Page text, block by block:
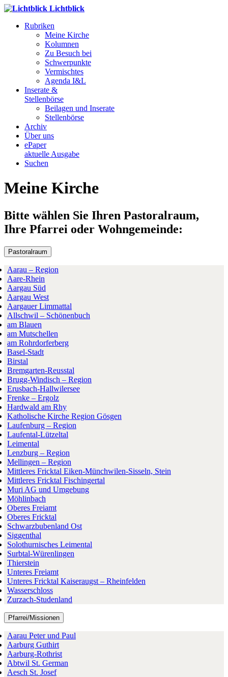
Lichtblick
Rubriken
Meine Kirche
Kolumnen
Zu Besuch bei
Schwerpunkte
Vermischtes
Agenda I&L
Inserate &
Stellenbörse
Beilagen und Inserate
Stellenbörse
Archiv
Über uns
ePaper
aktuelle Ausgabe
Suchen
Meine Kirche
Bitte wählen Sie Ihren Pastoralraum,
Ihre Pfarrei oder Wohngemeinde:
Pastoralraum
Aarau – Region
Aare-Rhein
Aargau Süd
Aargau West
Aargauer Limmattal
Allschwil – Schönenbuch
am Blauen
am Mutschellen
am Rohrdorferberg
Basel-Stadt
Birstal
Bremgarten-Reusstal
Brugg-Windisch – Region
Erusbach-Hallwilersee
Frenke – Ergolz
Hardwald am Rhy
Katholische Kirche Region Gösgen
Laufenburg – Region
Laufental-Lützeltal
Leimental
Lenzburg – Region
Mellingen – Region
Mittleres Fricktal Eiken-Münchwilen-Sisseln, Stein
Mittleres Fricktal Fischingertal
Muri AG und Umgebung
Möhlinbach
Oberes Freiamt
Oberes Fricktal
Schwarzbubenland Ost
Siggenthal
Solothurnisches Leimental
Surbtal-Würenlingen
Thierstein
Unteres Freiamt
Unteres Fricktal Kaiseraugst – Rheinfelden
Wasserschloss
Zurzach-Studenland
Pfarrei/Missionen
Aarau Peter und Paul
Aarburg Guthirt
Aarburg-Rothrist
Abtwil St. German
Aesch St. Josef